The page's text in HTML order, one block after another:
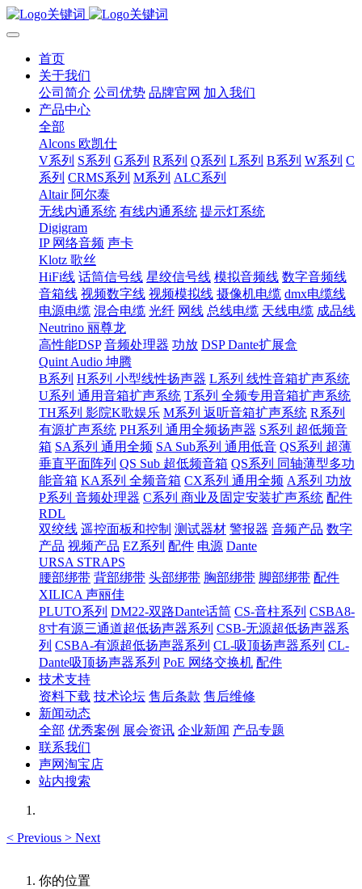
首页
关于我们
公司简介 公司优势 品牌官网 加入我们
产品中心
全部
Alcons 欧凯仕
V系列 S系列 G系列 R系列 Q系列 L系列 B系列 W系列 C
系列 CRMS系列 M系列 ALC系列
Altair 阿尔泰
无线内通系统 有线内通系统 提示灯系统
Digigram
IP 网络音频 声卡
Klotz 歌丝
HiFi线 话筒信号线 星绞信号线 模拟音频线 数字音频线
音箱线 视频数字线 视频模拟线 摄像机电缆 dmx电缆线
电源电缆 混合电缆 光纤 网线 总线电缆 天线电缆 成品线
Neutrino 丽尊龙
高性能DSP 音频处理器 功放 DSP Dante扩展盒
Quint Audio 坤腾
B系列 H系列 小型线性扬声器 L系列 线性音箱扩声系统
U系列 通用音箱扩声系统 T系列 全频专用音箱扩声系统
TH系列 影院K歌娱乐 M系列 返听音箱扩声系统 R系列
有源扩声系统 PH系列 通用全频扬声器 S系列 超低频音
箱 SA系列 通用全频 SA Sub系列 通用低音 QS系列 超薄
垂直平面阵列 QS Sub 超低频音箱 QS系列 同轴薄型多功
能音箱 KA系列 全频音箱 CX系列 通用全频 A系列 功放
P系列 音频处理器 C系列 商业及固定安装扩声系统 配件
RDL
双绞线 遥控面板和控制 测试器材 警报器 音频产品 数字
产品 视频产品 EZ系列 配件 电源 Dante
URSA STRAPS
腰部绑带 背部绑带 头部绑带 胸部绑带 脚部绑带 配件
XILICA 声丽佳
PLUTO系列 DM22-双路Dante话筒 CS-音柱系列 CSBA8-
8寸有源三通道超低扬声器系列 CSB-无源超低扬声器系
列 CSBA-有源超低扬声器系列 CL-吸顶扬声器系列 CL-
Dante吸顶扬声器系列 PoE 网络交换机 配件
技术支持
资料下载 技术论坛 售后条款 售后维修
新闻动态
全部 优秀案例 展会资讯 企业新闻 产品专题
联系我们
声网淘宝店
站内搜索
< Previous > Next
你的位置